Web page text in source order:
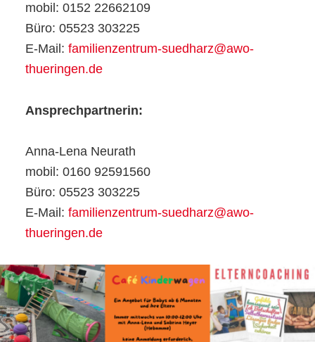
mobil: 0152 22662109
Büro: 05523 303225
E-Mail: familienzentrum-suedharz@awo-
thueringen.de
Ansprechpartnerin:
Anna-Lena Neurath
mobil: 0160 92591560
Büro: 05523 303225
E-Mail: familienzentrum-suedharz@awo-
thueringen.de